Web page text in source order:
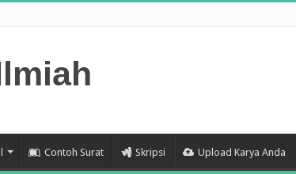
Contoh Surat Skripsi Upload Karya Anda